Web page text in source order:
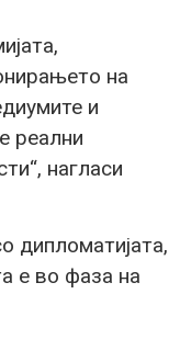
на
и
реални
нагласи
дипломатијата,
е во фаза на